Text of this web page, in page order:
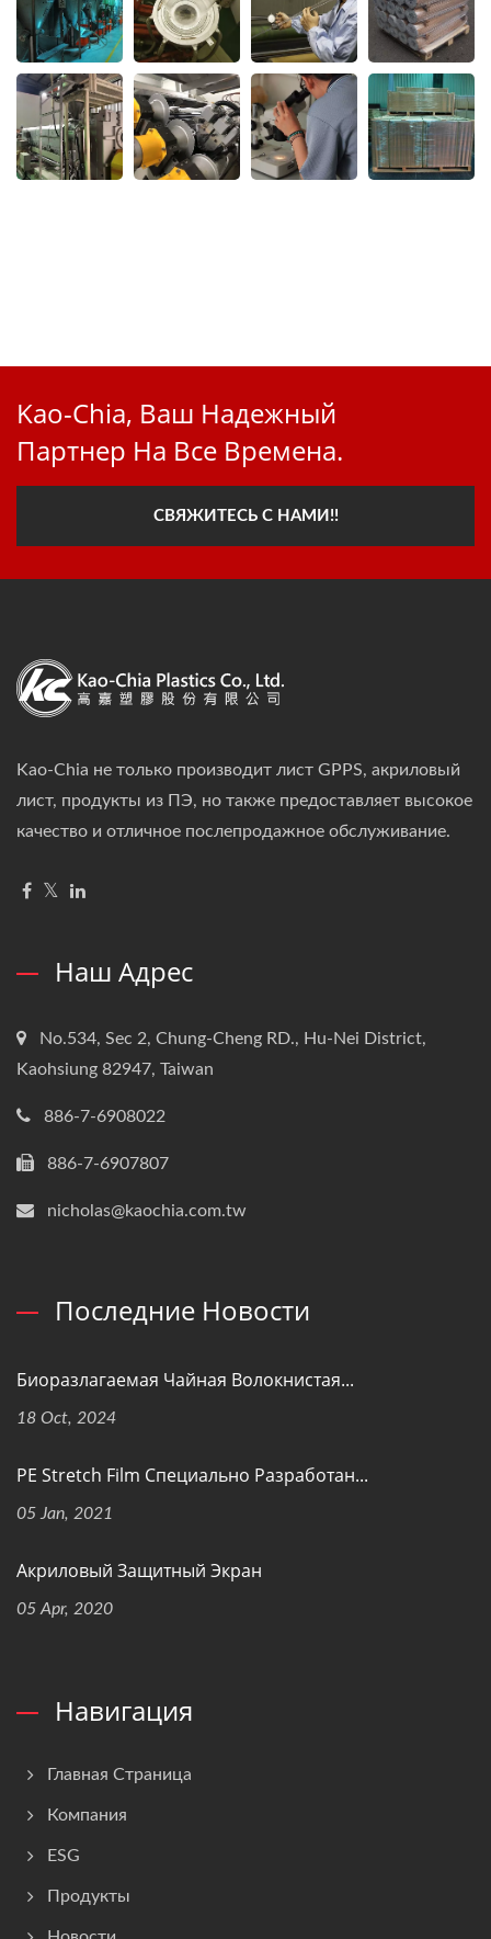
Kao-Chia, Ваш Надежный
Партнер На Все Времена.
СВЯЖИТЕСЬ С НАМИ!!
Kao-Chia не только производит лист GPPS, акриловый
лист, продукты из ПЭ, но также предоставляет высокое
качество и отличное послепродажное обслуживание.
Наш Адрес
No.534, Sec 2, Chung-Cheng RD., Hu-Nei District,
Kaohsiung 82947, Taiwan
886-7-6908022
886-7-6907807
nicholas@kaochia.com.tw
Последние Новости
Биоразлагаемая Чайная Волокнистая...
18 Oct, 2024
PE Stretch Film Специально Разработан...
05 Jan, 2021
Акриловый Защитный Экран
05 Apr, 2020
Навигация
Главная Страница
Компания
ESG
Продукты